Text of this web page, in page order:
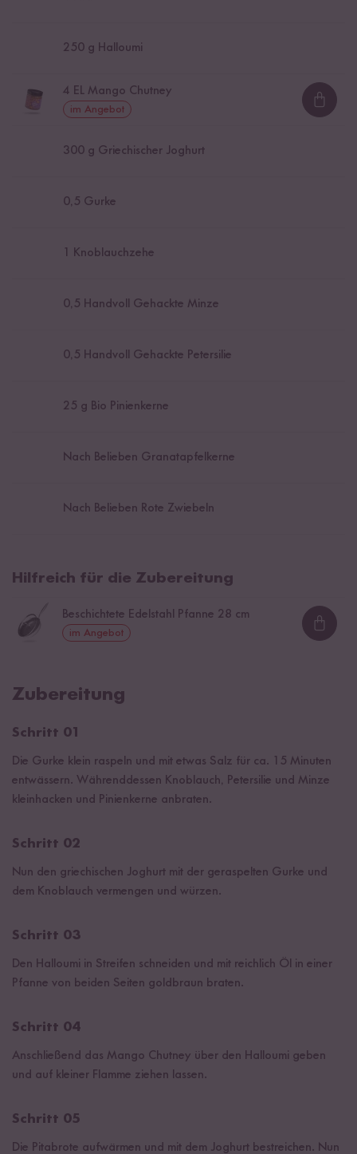
250 g Halloumi
4 EL Mango Chutney
im Angebot
300 g Griechischer Joghurt
0,5 Gurke
Knoblauchzehe
0,5 Handvoll Gehackte Minze
0,5 Handvoll Gehackte Petersilie
25 g Bio Pinienkerne
Nach Belieben Granatapfelkerne
Nach Belieben Rote Zwiebeln
Hilfreich für die Zubereitung
Beschichtete Edelstahl Pfanne 28 cm
im Angebot
Zubereitung
Schritt 01
Die Gurke klein raspeln und mit etwas Salz für ca. 15 Minuten
entwässern. Währenddessen Knoblauch, Petersilie und Minze
kleinhacken und Pinienkerne anbraten.
Schritt 02
Nun den griechischen Joghurt mit der geraspelten Gurke und
dem Knoblauch vermengen und würzen.
Schritt 03
Den Halloumi in Streifen schneiden und mit reichlich Öl in einer
Pfanne von beiden Seiten goldbraun braten.
Schritt 04
Anschließend das Mango Chutney über den Halloumi geben
und auf kleiner Flamme ziehen lassen.
Schritt 05
Die Pitabrote aufwärmen und mit dem Joghurt bestreichen. Nun